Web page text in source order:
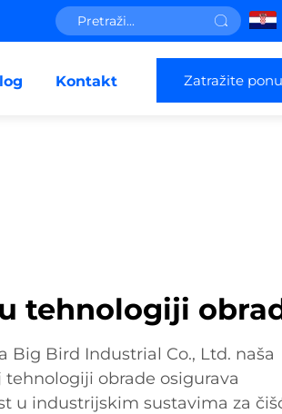
Kontakt Zatražite
tehnologiji
Big Bird Industrial Co., Ltd. naša
obrade osigurava
u industrijskim sustavima za